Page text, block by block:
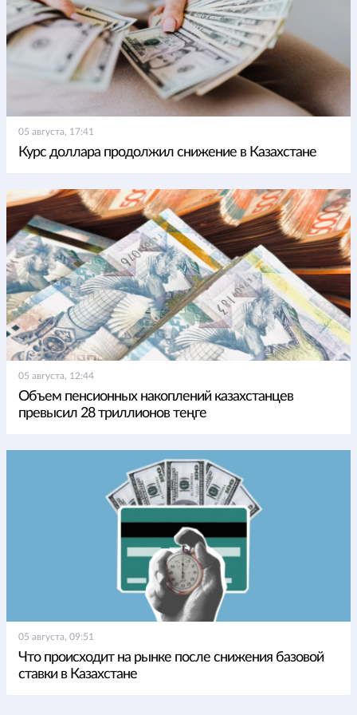
05 августа, 17:41
Курс доллара продолжил снижение в Казахстане
05 августа, 12:44
Объем пенсионных накоплений казахстанцев
превысил 28 триллионов теңге
05 августа, 09:51
Что происходит на рынке после снижения базовой
ставки в Казахстане